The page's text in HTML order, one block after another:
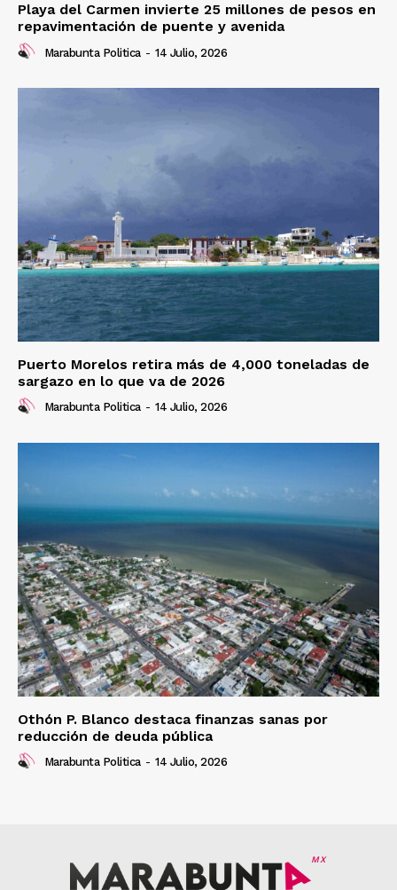
Playa del Carmen invierte 25 millones de pesos en
repavimentación de puente y avenida
Marabunta Politica - 14 Julio, 2026
Puerto Morelos retira más de 4,000 toneladas de
sargazo en lo que va de 2026
Marabunta Politica - 14 Julio, 2026
Othón P. Blanco destaca finanzas sanas por
reducción de deuda pública
Marabunta Politica - 14 Julio, 2026
MX